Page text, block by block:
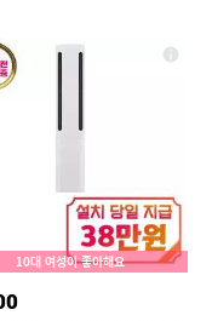
10대 여성이 좋아해요